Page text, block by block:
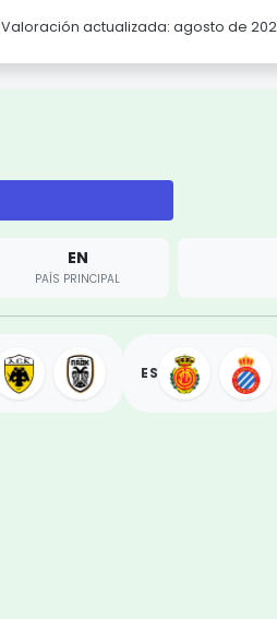
Valoración actualizada: agosto de
EN
PAÍS PRINCIPAL
ES